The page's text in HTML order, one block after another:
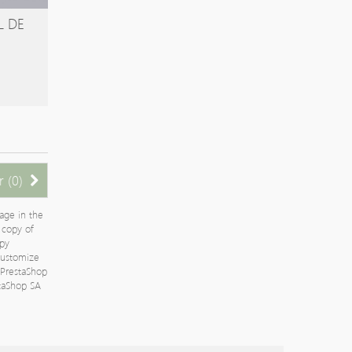
DE
(0)
in the
of
SA